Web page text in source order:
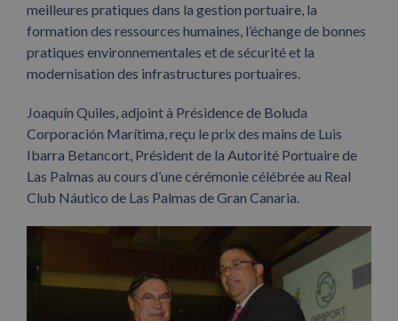
meilleures pratiques dans la gestion portuaire, la
formation des ressources humaines, l’échange de bonnes
pratiques environnementales et de sécurité et la
modernisation des infrastructures portuaires.
Joaquín Quiles, adjoint à Présidence de Boluda
Corporación Marítima, reçu le prix des mains de Luis
Ibarra Betancort, Président de la Autorité Portuaire de
Las Palmas au cours d’une cérémonie célébrée au Real
Club Náutico de Las Palmas de Gran Canaria.